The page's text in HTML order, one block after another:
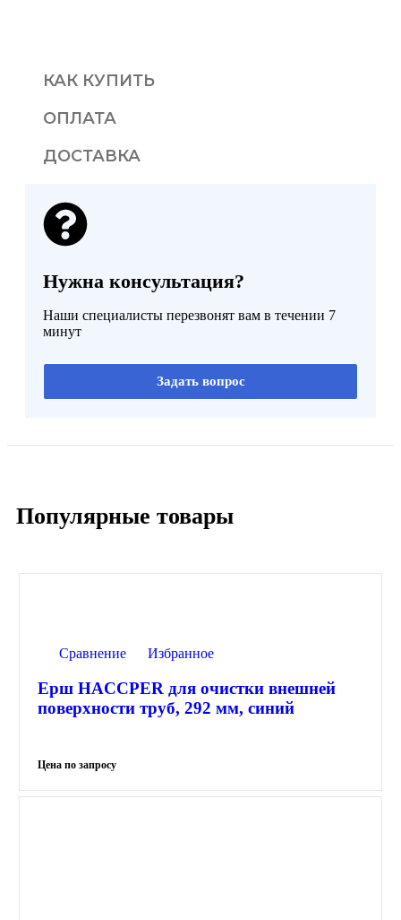
КАК КУПИТЬ
ОПЛАТА
ДОСТАВКА
Нужна консультация?
Наши специалисты перезвонят вам в течении 7
минут
Задать вопрос
Популярные товары
Сравнение Избранное
Ерш HACCPER для очистки внешней
поверхности труб, 292 мм, синий